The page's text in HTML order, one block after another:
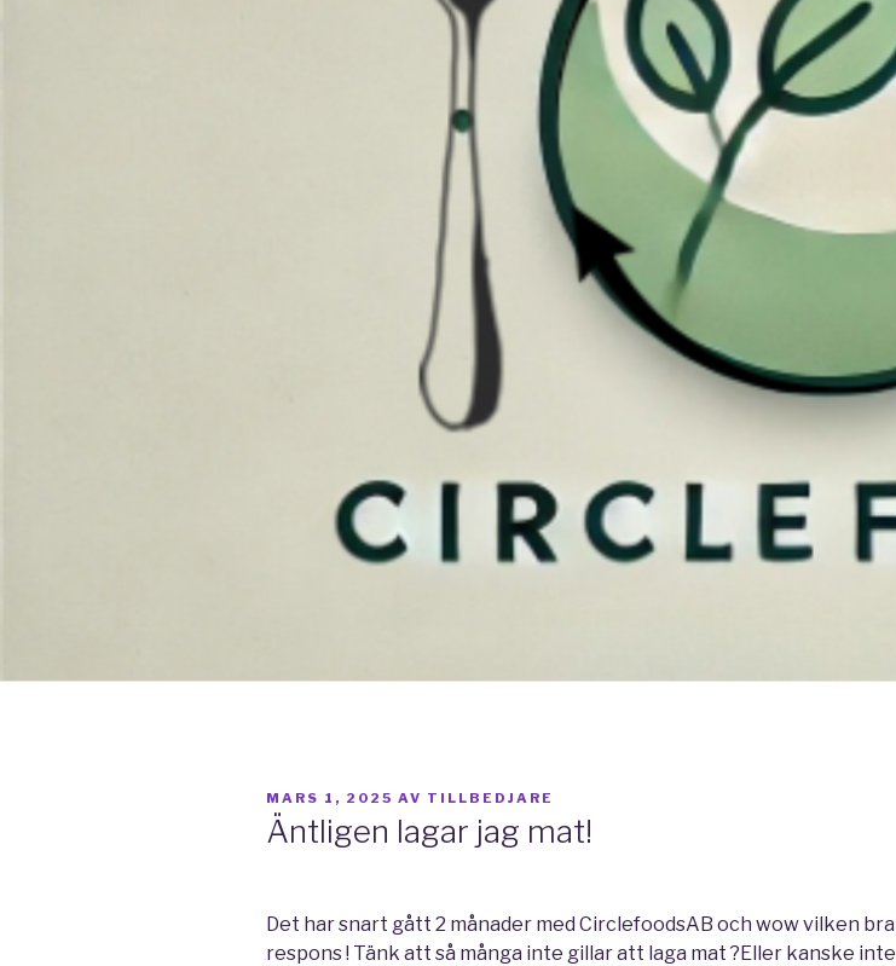
PUBLICERAT
MARS 1, 2025 AV TILLBEDJARE
Äntligen lagar jag mat!
Det har snart gått 2 månader med CirclefoodsAB och wow vilken bra
respons ! Tänk att så många inte gillar att laga mat ?Eller kanske inte